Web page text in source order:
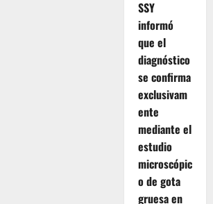
SSY
informó
que el
diagnóstico
se confirma
exclusivam
ente
mediante el
estudio
microscópic
o de gota
gruesa en